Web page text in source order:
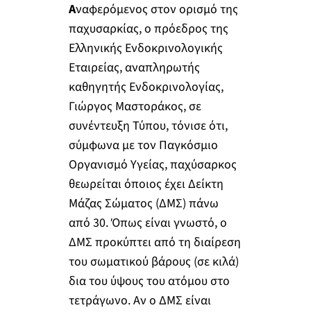
Αναφερόμενος στον ορισμό της
παχυσαρκίας, ο πρόεδρος της
Ελληνικής Ενδοκρινολογικής
Εταιρείας, αναπληρωτής
καθηγητής Ενδοκρινολογίας,
Γιώργος Μαστοράκος, σε
συνέντευξη Τύπου, τόνισε ότι,
σύμφωνα με τον Παγκόσμιο
Οργανισμό Υγείας, παχύσαρκος
θεωρείται όποιος έχει Δείκτη
Μάζας Σώματος (ΔΜΣ) πάνω
από 30. Όπως είναι γνωστό, ο
ΔΜΣ προκύπτει από τη διαίρεση
του σωματικού βάρους (σε κιλά)
δια του ύψους του ατόμου στο
τετράγωνο. Αν ο ΔΜΣ είναι